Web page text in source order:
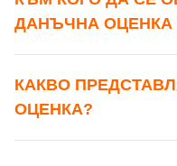
ДАНЪЧНА ОЦЕНКА
КАКВО
ОЦЕНКА?